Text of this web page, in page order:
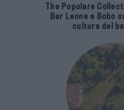
The Popolare
Bar Leone e Bobo
cultura del